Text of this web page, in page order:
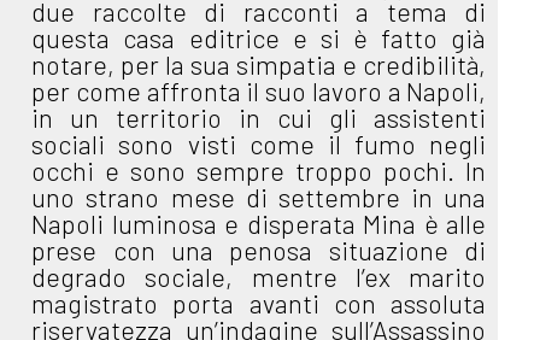
due raccolte di racconti a tema di
questa casa editrice e si è fatto già
notare, per la sua simpatia e credibilità,
per come affronta il suo lavoro a Napoli,
in un territorio in cui gli assistenti
sociali sono visti come il fumo negli
occhi e sono sempre troppo pochi. In
uno strano mese di settembre in una
Napoli luminosa e disperata Mina è alle
prese con una penosa situazione di
degrado sociale, mentre l’ex marito
magistrato porta avanti con assoluta
riservatezza un’indagine sull’Assassino